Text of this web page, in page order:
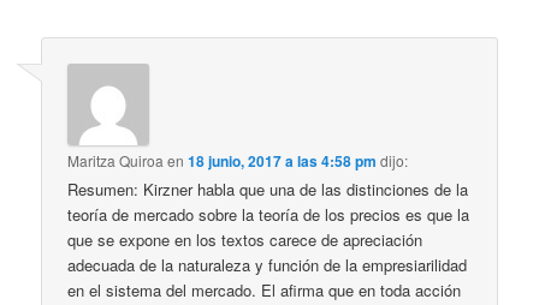
Maritza Quiroa en18 junio, 2017 a las 4:58 pm dijo:
Resumen: Kirzner habla que una de las distinciones de la
teoría de mercado sobre la teoría de los precios es que la
que se expone en los textos carece de apreciación
adecuada de la naturaleza y función de la empresiarilidad
en el sistema del mercado. El afirma que en toda acción